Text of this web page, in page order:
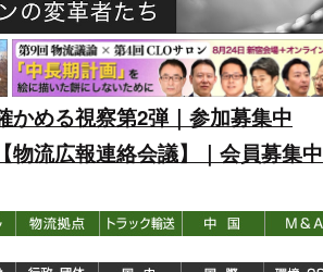
かめる視察第2弾｜参加募集中
流広報連絡会議】｜会員募集中